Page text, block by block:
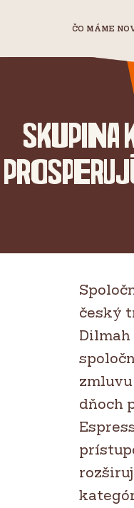
ČO MÁME
Skupina
český
dňoch